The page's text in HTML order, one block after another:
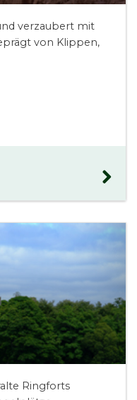
verzaubert mit
von Klippen,
Ringforts